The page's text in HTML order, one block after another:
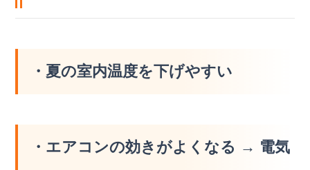
・夏の室内温度を下げやすい
・エアコンの効きがよくなる → 電気